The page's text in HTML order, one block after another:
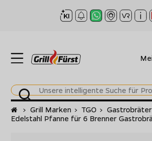
Startseite
> Grill Marken > TGO >
Edelstahl Pfanne für 6 Brenner